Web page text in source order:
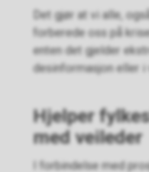
Det gjør at vi alle,
forberede oss på
enten det gjelder
desinformasjon eller i
Hjelper
med veileder
I forbindelse med